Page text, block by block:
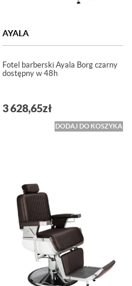
AYALA
Fotel barberski Ayala Borg czarny
dostępny w 48h
3 628,65zł
DODAJ DO KOSZYKA